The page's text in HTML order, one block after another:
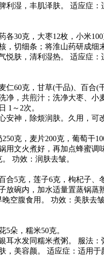
湿，丰肌泽肤。 适应症：
30克，大枣12枚，小米100
切细条；将淮山药研成细末
肤，清利湿热。 适应症：
60克，甘草(干品)、百合(干
，共煎汁；洗净大枣、小
～2次。
神，除烦润肤。久用，可改
克，麦片200克，葡萄干
文火煮好，再加点蜂蜜调味
功效：润肤去皱。
5克，莲子6克，枸杞子、冬
碗内，加水适量置蒸锅蒸熟
腹食用。 功效：美肤去皱
朵，糯米50克。
水发同糯米煮粥。 服法：
美容颜。 适应症：适用于